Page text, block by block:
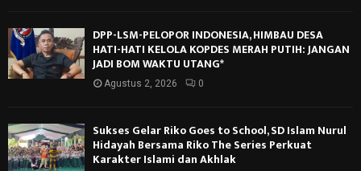
DPP-LSM-PELOPOR INDONESIA, HIMBAU DESA
HATI-HATI KELOLA KOPDES MERAH PUTIH: JANGAN
JADI BOM WAKTU UTANG*
Agustus 2, 2026 0
Sukses Gelar Riko Goes to School, SD Islam Nurul
Hidayah Bersama Riko The Series Perkuat
Karakter Islami dan Akhlak